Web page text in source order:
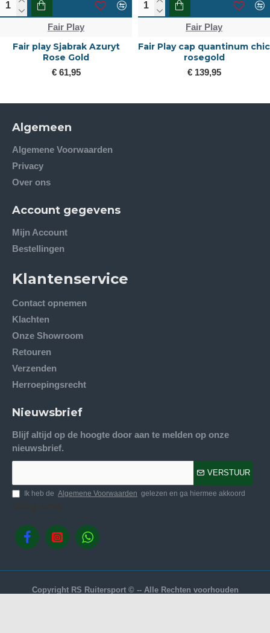
Fair Play
Fair play Sjabrak Azuryt
Rose Gold
€ 61,95
Fair Play
Fair Play cap quantinum chic
rosegold
€ 139,95
Algemeen
Algemene Voorwaarden
Privacy
Over ons
Account gegevens
Mijn Account
Bestellingen
Klantenservice
Contact opnemen
Klachten
Onze Showroom
Retouren
Verzenden
Herroepingsrecht
Nieuwsbrief
Blijf altijd op de hoogte door aan te melden op onze
nieuwsbrief.
VERSTUUR
Ik heb de Algemene Voorwaarden gelezen en ga hiermee akkoord
Copyright RS Ruitersport © -- Alle Rechten voorhouden